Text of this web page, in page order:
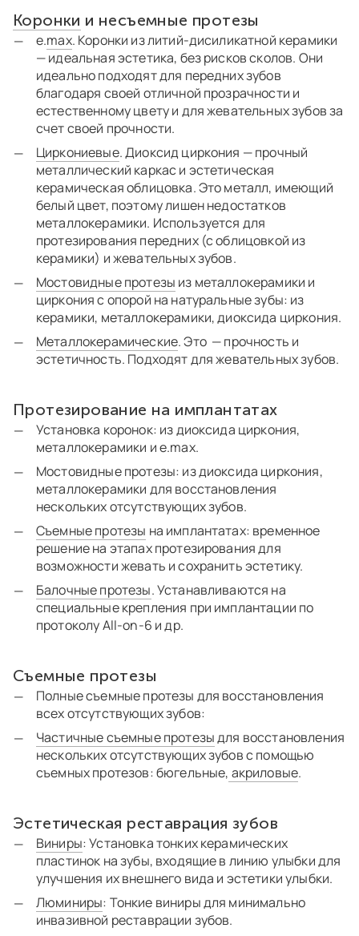
Коронки и несъемные протезы
e.max. Коронки из литий-дисиликатной керамики
— идеальная эстетика, без рисков сколов. Они
идеально подходят для передних зубов
благодаря своей отличной прозрачности и
естественному цвету и для жевательных зубов за
счет своей прочности.
Циркониевые. Диоксид циркония — прочный
металлический каркас и эстетическая
керамическая облицовка. Это металл, имеющий
белый цвет, поэтому лишен недостатков
металлокерамики. Используется для
протезирования передних (с облицовкой из
керамики) и жевательных зубов.
Мостовидные протезы из металлокерамики и
циркония с опорой на натуральные зубы: из
керамики, металлокерамики, диоксида циркония.
Металлокерамические. Это — прочность и
эстетичность. Подходят для жевательных зубов.
Протезирование на имплантатах
Установка коронок: из диоксида циркония,
металлокерамики и e.max.
Мостовидные протезы: из диоксида циркония,
металлокерамики для восстановления
нескольких отсутствующих зубов.
Съемные протезы на имплантатах: временное
решение на этапах протезирования для
возможности жевать и сохранить эстетику.
Балочные протезы. Устанавливаются на
специальные крепления при имплантации по
протоколу All-on-6 и др.
Съемные протезы
Полные съемные протезы для восстановления
всех отсутствующих зубов:
Частичные съемные протезыдля восстановления
нескольких отсутствующих зубов с помощью
съемных протезов: бюгельные, акриловые.
Эстетическая реставрация зубов
Виниры: Установка тонких керамических
пластинок на зубы, входящие в линию улыбки для
улучшения их внешнего вида и эстетики улыбки.
Люминиры: Тонкие виниры для минимально
инвазивной реставрации зубов.